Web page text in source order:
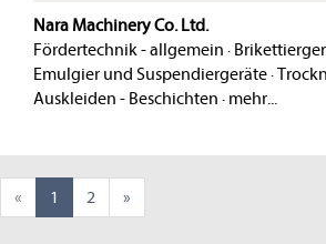
Nara Machinery Co. Ltd.
Fördertechnik - allgemein ·
Emulgier und Suspendiergeräte·
Auskleiden - Beschichten · mehr...
« 1 2 »